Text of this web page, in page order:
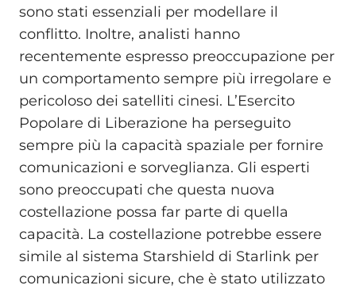
sono stati essenziali per modellare il
conflitto. Inoltre, analisti hanno
recentemente espresso preoccupazione per
un comportamento sempre più irregolare e
pericoloso dei satelliti cinesi. L’Esercito
Popolare di Liberazione ha perseguito
sempre più la capacità spaziale per fornire
comunicazioni e sorveglianza. Gli esperti
sono preoccupati che questa nuova
costellazione possa far parte di quella
capacità. La costellazione potrebbe essere
simile al sistema Starshield di Starlink per
comunicazioni sicure, che è stato utilizzato